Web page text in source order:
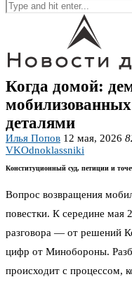
Когда домой:
деталями
Илья Попов 12 мая, 2026
VKOdnoklassniki
Конституционный суд, петиции и
Вопрос возвращения
повестки. К середине мая
разговора — от решений
цифр от Минобороны.
происходит с процессом,